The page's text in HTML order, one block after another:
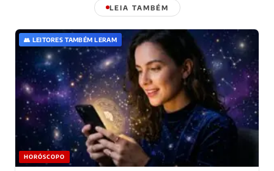
LEIA TAMBÉM
👥 LEITORES TAMBÉM LERAM
HORÓSCOPO